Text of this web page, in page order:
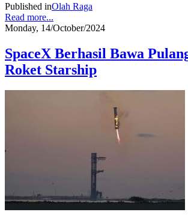
Published inOlah Raga
Read more...
Monday, 14/October/2024
SpaceX Berhasil Bawa
Roket Starship